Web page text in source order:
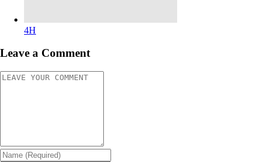
4H
Leave a Comment